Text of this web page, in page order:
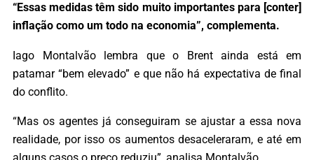
“Essas medidas têm sido muito importantes para [conter]
inflação como um todo na economia”, complementa.
Iago Montalvão lembra que o Brent ainda está em
patamar “bem elevado” e que não há expectativa de final
do conflito.
“Mas os agentes já conseguiram se ajustar a essa nova
realidade, por isso os aumentos desaceleraram, e até em